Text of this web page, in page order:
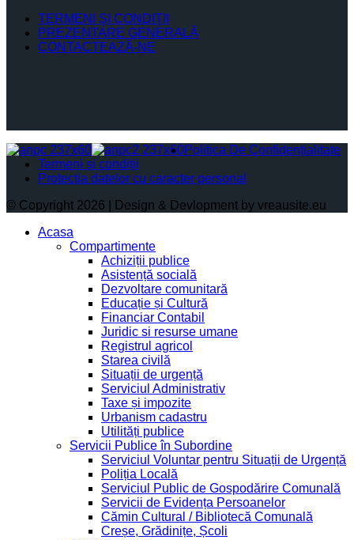
TERMENI ŞI CONDIŢII
PREZENTARE GENERALĂ
CONTACTEAZĂ-NE
Politica De Confidențialitate
Termeni și condiții
Protectia datelor cu caracter personal
© Copyright 2026 | Design & Devlopment by vreausite.eu
Acasa
Compartimente
Achiziții publice
Asistență socială
Dezvoltare comunitară
Educație și Cultură
Financiar Contabil
Juridic si resurse umane
Registrul agricol
Starea civilă
Situații de urgență
Serviciul Administrativ
Taxe și impozite
Urbanism cadastru
Utilități publice
Servicii Publice în Subordine
Serviciul Voluntar pentru Situații de Urgență
Poliția Locală
Serviciul Public de Gospodărire Comunală
Servicii de Evidența Persoanelor
Cămin Cultural / Bibliotecă Comunală
Creșe, Grădinițe, Școli